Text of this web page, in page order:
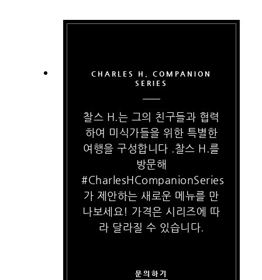
CHARLES H. COMPANION
SERIES
찰스 H.는 그의 친구들과 협력
하여 미식가들을 위한 특별한
여행을 구성합니다 .찰스 H.를
방문해
#CharlesHCompanionSeries
가 제안하는 새로운 메뉴를 만
나보세요! 가격은 시리즈에 따
라 달라질 수 있습니다.
문의하기